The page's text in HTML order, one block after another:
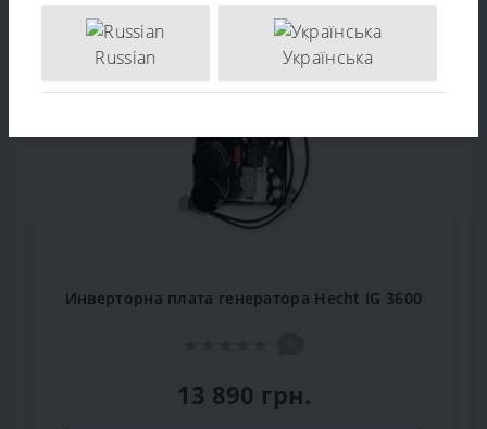
Заканчивается
Рекомендуем
Инверторна плата генератора Hecht IG 3600
13 890 грн.
Russian Українська